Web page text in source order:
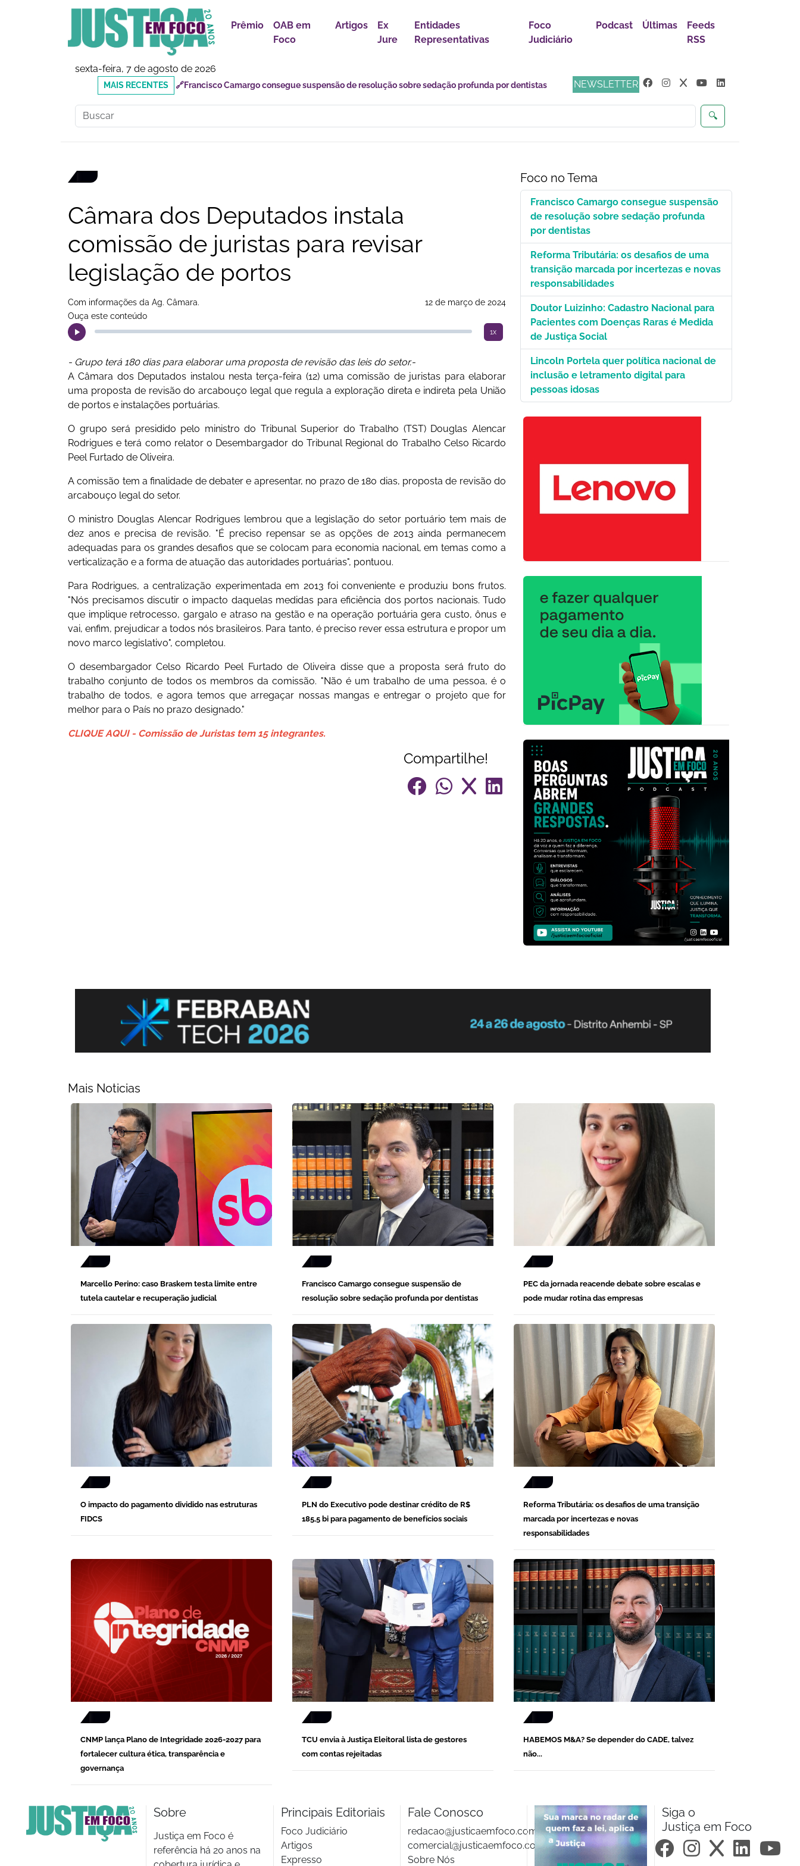
Prêmio
OAB em
Foco
Artigos
Ex
Jure
Entidades
Representativas
Foco
Judiciário
Podcast Últimas
Feeds
RSS
sexta-feira, 7 de agosto de 2026
NEWSLETTER
🔍
MAIS
RECENTES
🔗Reforma Tributária: os desafios de uma transição marcada por incertezas e novas
responsabilidades
Câmara dos Deputados instala
comissão de juristas para revisar
legislação de portos
Com informações da Ag. Câmara.
12 de março de 2024
Ouça este conteúdo
1x
- Grupo terá 180 dias para elaborar uma proposta de revisão das leis do setor.-
A Câmara dos Deputados instalou nesta terça-feira (12) uma comissão de juristas para elaborar
uma proposta de revisão do arcabouço legal que regula a exploração direta e indireta pela União
de portos e instalações portuárias.
O grupo será presidido pelo ministro do Tribunal Superior do Trabalho (TST) Douglas Alencar
Rodrigues e terá como relator o Desembargador do Tribunal Regional do Trabalho Celso Ricardo
Peel Furtado de Oliveira.
A comissão tem a finalidade de debater e apresentar, no prazo de 180 dias, proposta de revisão do
arcabouço legal do setor.
O ministro Douglas Alencar Rodrigues lembrou que a legislação do setor portuário tem mais de
dez anos e precisa de revisão. "É preciso repensar se as opções de 2013 ainda permanecem
adequadas para os grandes desafios que se colocam para economia nacional, em temas como a
verticalização e a forma de atuação das autoridades portuárias", pontuou.
Para Rodrigues, a centralização experimentada em 2013 foi conveniente e produziu bons frutos.
"Nós precisamos discutir o impacto daquelas medidas para eficiência dos portos nacionais. Tudo
que implique retrocesso, gargalo e atraso na gestão e na operação portuária gera custo, ônus e
vai, enfim, prejudicar a todos nós brasileiros. Para tanto, é preciso rever essa estrutura e propor um
novo marco legislativo", completou.
O desembargador Celso Ricardo Peel Furtado de Oliveira disse que a proposta será fruto do
trabalho conjunto de todos os membros da comissão. "Não é um trabalho de uma pessoa, é o
trabalho de todos, e agora temos que arregaçar nossas mangas e entregar o projeto que for
melhor para o País no prazo designado."
CLIQUE AQUI - Comissão de Juristas tem 15 integrantes.
Compartilhe!
Foco no Tema
Francisco Camargo consegue suspensão
de resolução sobre sedação profunda
por dentistas
Reforma Tributária: os desafios de uma
transição marcada por incertezas e novas
responsabilidades
Doutor Luizinho: Cadastro Nacional para
Pacientes com Doenças Raras é Medida
de Justiça Social
Lincoln Portela quer política nacional de
inclusão e letramento digital para
pessoas idosas
Mais Noticias
Marcello Perino: caso Braskem testa limite entre
tutela cautelar e recuperação judicial
Francisco Camargo consegue suspensão de
resolução sobre sedação profunda por dentistas
PEC da jornada reacende debate sobre escalas e
pode mudar rotina das empresas
O impacto do pagamento dividido nas estruturas
FIDCS
PLN do Executivo pode destinar crédito de R$
185,5 bi para pagamento de benefícios sociais
Reforma Tributária: os desafios de uma transição
marcada por incertezas e novas
responsabilidades
CNMP lança Plano de Integridade 2026-2027 para
fortalecer cultura ética, transparência e
governança
TCU envia à Justiça Eleitoral lista de gestores
com contas rejeitadas
HABEMOS M&A? Se depender do CADE, talvez
não...
Sobre
Justiça em Foco é
referência há 20 anos na
Principais Editoriais
Foco Judiciário
Artigos
Expresso
Fale Conosco
redacao@justicaemfoco.com.br
comercial@justicaemfoco.com.br
Sobre Nós
Siga o
Justiça em Foco